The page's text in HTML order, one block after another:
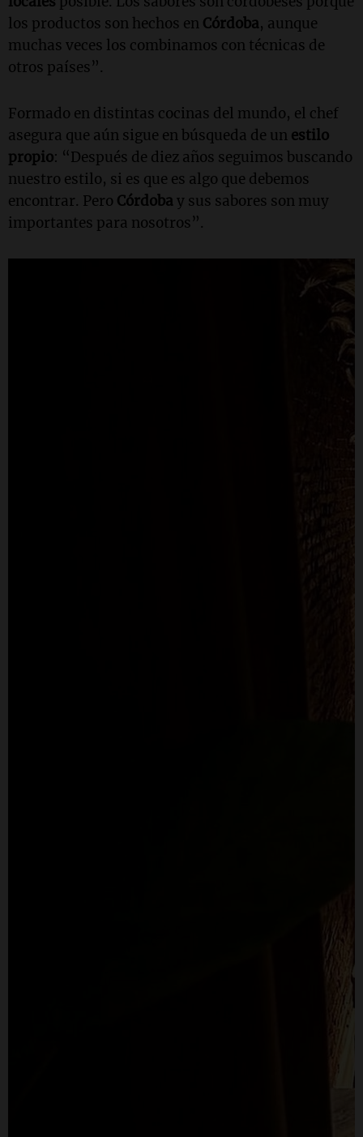
los productos son hechos en Córdoba, aunque
muchas veces los combinamos con técnicas de
otros países”.
Formado en distintas cocinas del mundo, el chef
asegura que aún sigue en búsqueda de un estilo
propio: “Después de diez años seguimos buscando
nuestro estilo, si es que es algo que debemos
encontrar. Pero Córdoba y sus sabores son muy
importantes para nosotros”.